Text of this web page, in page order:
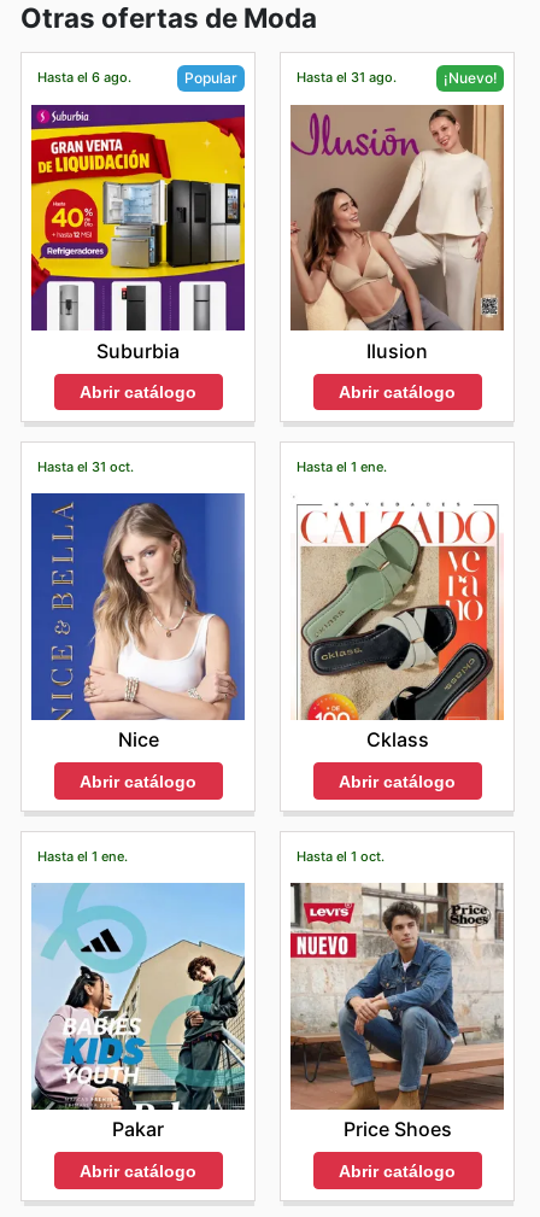
Otras ofertas de Moda
Hasta el 6 ago. Popular
Suburbia
Abrir catálogo
Hasta el 31 ago. ¡Nuevo!
Ilusion
Abrir catálogo
Hasta el 31 oct.
Nice
Abrir catálogo
Hasta el 1 ene.
Cklass
Abrir catálogo
Hasta el 1 ene.
Pakar
Abrir catálogo
Hasta el 1 oct.
Price Shoes
Abrir catálogo